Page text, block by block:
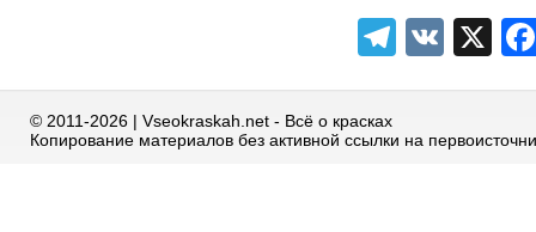
VK X
© 2011-2026 | Vseokraskah.net - Всё о красках
Копирование материалов без активной ссылки на